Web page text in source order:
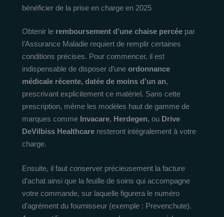
bénéficier de la prise en charge en 2025
Obtenir le remboursement d’une chaise percée par
l’Assurance Maladie requiert de remplir certaines
conditions précises. Pour commencer, il est
indispensable de disposer d’une ordonnance
médicale récente, datée de moins d’un an,
prescrivant explicitement ce matériel. Sans cette
prescription, même les modèles haut de gamme de
marques comme Invacare, Herdegen, ou Drive
DeVilbiss Healthcare resteront intégralement à votre
charge.
Ensuite, il faut conserver précieusement la facture
d’achat ainsi que la feuille de soins qui accompagne
votre commande, sur laquelle figurera le numéro
d’agrément du fournisseur (exemple : Prevenchute).